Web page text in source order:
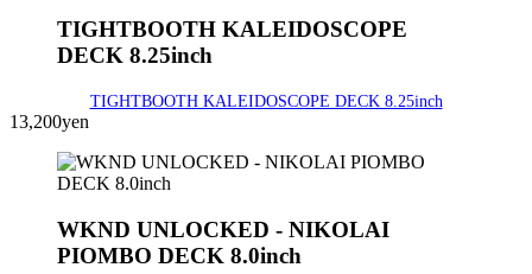
TIGHTBOOTH KALEIDOSCOPE
DECK 8.25inch
TIGHTBOOTH KALEIDOSCOPE DECK 8.25inch
13,200yen
WKND UNLOCKED - NIKOLAI
PIOMBO DECK 8.0inch